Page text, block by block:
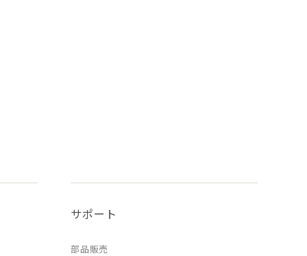
サポート
部品販売